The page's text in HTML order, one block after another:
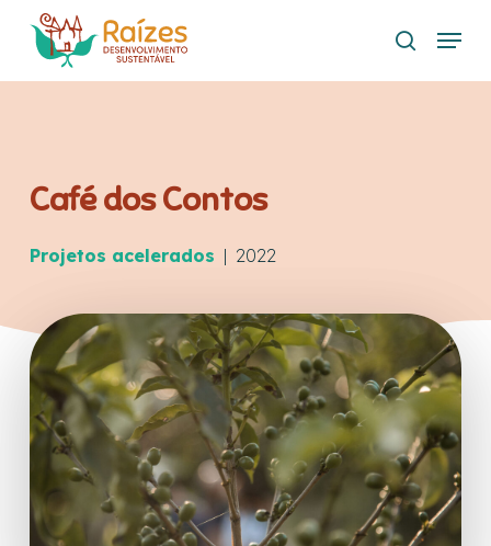
search
Menu
Café dos Contos
Projetos acelerados | 2022